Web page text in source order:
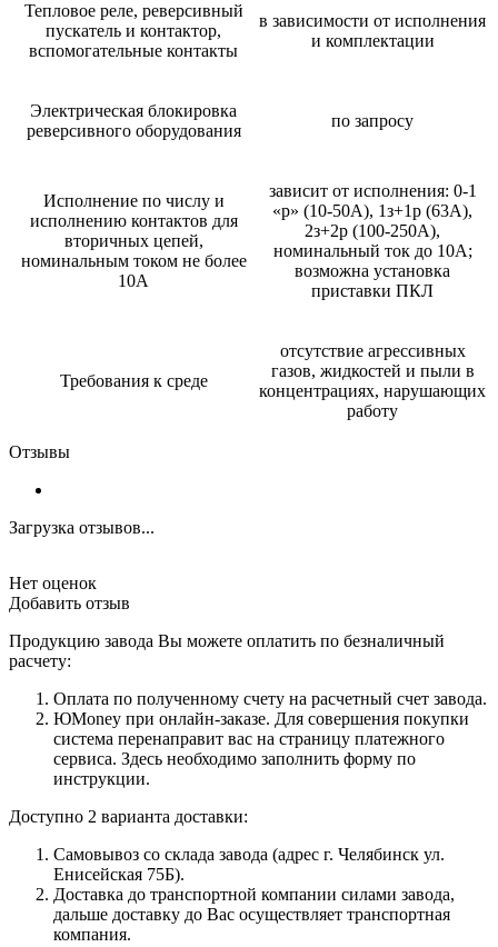
Тепловое реле, реверсивный
пускатель и контактор,
вспомогательные контакты
в зависимости от исполнения
и комплектации
Электрическая блокировка
реверсивного оборудования
по запросу
Исполнение по числу и
исполнению контактов для
вторичных цепей,
номинальным током не более
10А
зависит от исполнения: 0-1
«р» (10-50А), 1з+1р (63А),
2з+2р (100-250А),
номинальный ток до 10А;
возможна установка
приставки ПКЛ
Требования к среде
отсутствие агрессивных
газов, жидкостей и пыли в
концентрациях, нарушающих
работу
Отзывы
Загрузка отзывов...
Нет оценок
Добавить отзыв
Продукцию завода Вы можете оплатить по безналичный
расчету:
Оплата по полученному счету на расчетный счет завода.
ЮMoney при онлайн-заказе. Для совершения покупки
система перенаправит вас на страницу платежного
сервиса. Здесь необходимо заполнить форму по
инструкции.
Доступно 2 варианта доставки:
Самовывоз со склада завода (адрес г. Челябинск ул.
Енисейская 75Б).
Доставка до транспортной компании силами завода,
дальше доставку до Вас осуществляет транспортная
компания.